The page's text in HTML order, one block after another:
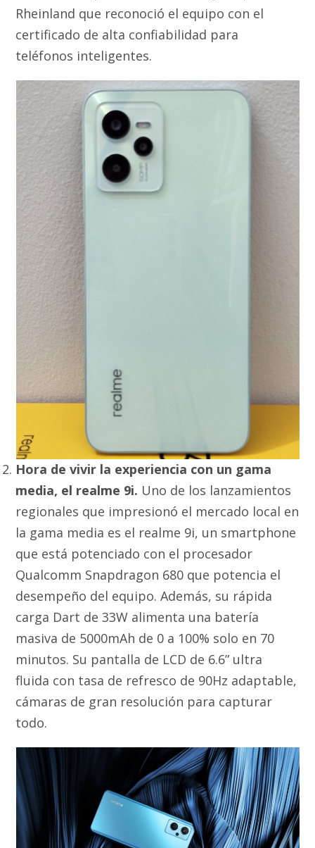
Rheinland que reconoció el equipo con el
certificado de alta confiabilidad para
teléfonos inteligentes.
Hora de vivir la experiencia con un gama
media, el realme 9i. Uno de los lanzamientos
regionales que impresionó el mercado local en
la gama media es el realme 9i, un smartphone
que está potenciado con el procesador
Qualcomm Snapdragon 680 que potencia el
desempeño del equipo. Además, su rápida
carga Dart de 33W alimenta una batería
masiva de 5000mAh de 0 a 100% solo en 70
minutos. Su pantalla de LCD de 6.6” ultra
fluida con tasa de refresco de 90Hz adaptable,
cámaras de gran resolución para capturar
todo.